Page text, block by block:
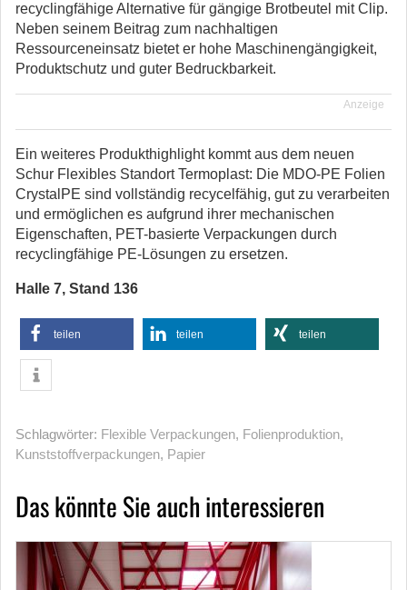
recyclingfähige Alternative für gängige Brotbeutel mit Clip.
Neben seinem Beitrag zum nachhaltigen
Ressourceneinsatz bietet er hohe Maschinengängigkeit,
Produktschutz und guter Bedruckbarkeit.
Anzeige
Ein weiteres Produkthighlight kommt aus dem neuen
Schur Flexibles Standort Termoplast: Die MDO-PE Folien
CrystalPE sind vollständig recycelfähig, gut zu verarbeiten
und ermöglichen es aufgrund ihrer mechanischen
Eigenschaften, PET-basierte Verpackungen durch
recyclingfähige PE-Lösungen zu ersetzen.
Halle 7, Stand 136
teilen teilen teilen
Schlagwörter: Flexible Verpackungen, Folienproduktion,
Kunststoffverpackungen, Papier
Das könnte Sie auch interessieren